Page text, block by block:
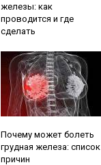
железы: как
проводится и где
сделать
Почему может болеть
грудная железа: список
причин